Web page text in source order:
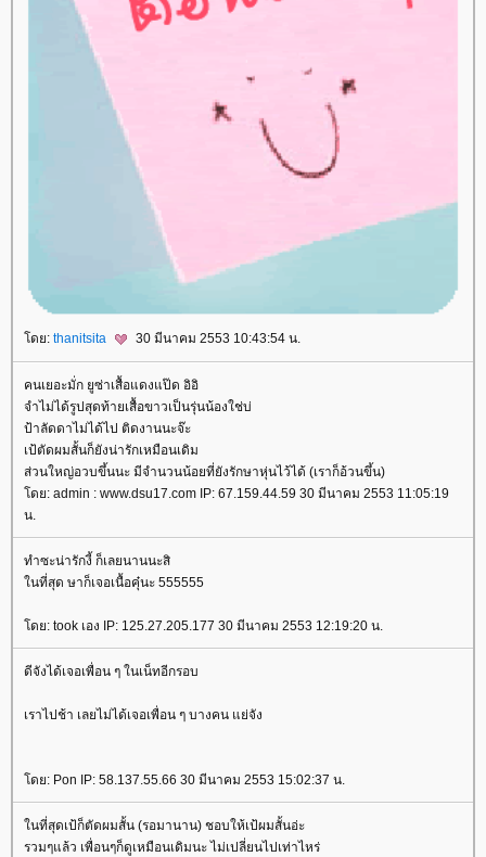
ดย: thanitsita 30 มีนาคม 2553 10:43:54 น.
คนเยอะมั่ก ยูซ่าเสื้อแดงแป๊ด อิอิ
จำไม่ได้รูปสุดท้ายเสื้อขาวเป็นรุ่นน้องใช่บ่
ป้าลัดดาไม่ได้ไป ติดงานนะจ๊ะ
เป้ตัดผมสั้นก็ยังน่ารักเหมือนเดิม
ส่วนใหญ่อวบขึ้นนะ มีจำนวนน้อยที่ยังรักษาหุ่นไว้ได้ (เราก็อ้วนขึ้น)
ดย: admin : www.dsu17.com IP: 67.159.44.59 30 มีนาคม 2553 11:05:19
น.
ทำซะน่ารักงี้ ก็เลยนานนะสิ
นที่สุด ษาก็เจอเนื้อคุ๋นะ 555555
ดย: took เอง IP: 125.27.205.177 30 มีนาคม 2553 12:19:20 น.
ดีจังได้เจอเพื่อน ๆ ในเน็ทอีกรอบ
เราไปช้า เลยไม่ได้เจอเพื่อน ๆ บางคน แย่จัง
ดย: Pon IP: 58.137.55.66 30 มีนาคม 2553 15:02:37 น.
นที่สุดเป้ก็ตัดผมสั้น (รอมานาน) ชอบให้เป้ผมสั้นอ่ะ
รวมๆแล้ว เพื่อนๆก็ดูเหมือนเดิมนะ ไม่เปลี่ยนไปเท่าไหร่